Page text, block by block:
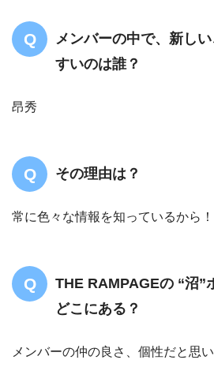
メンバーの中で、新し
すいのは誰？
昂秀
その理由は？
常に色々な情報を知っているから！
THE RAMPAGEの “沼”
どこにある？
メンバーの仲の良さ、個性だと思い